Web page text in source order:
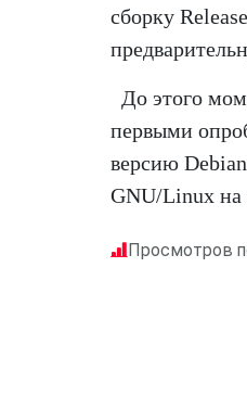
сборку
До этого
первыми
версию
GNU/Linux на
Просмотров